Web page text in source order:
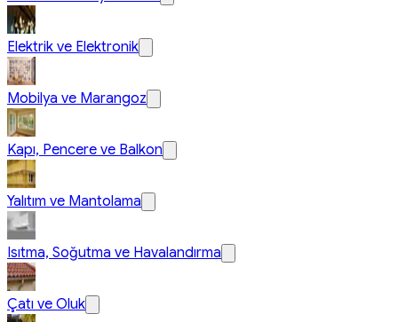
Elektrik ve Elektronik
Mobilya ve Marangoz
Kapı, Pencere ve Balkon
Yalıtım ve Mantolama
Isıtma, Soğutma ve Havalandırma
Çatı ve Oluk